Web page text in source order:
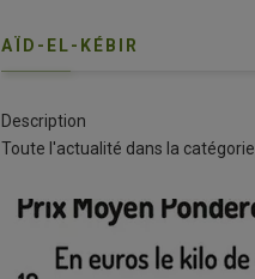
AÏD-EL-KÉBIR
Description
Toute l'actualité dans la catégorie